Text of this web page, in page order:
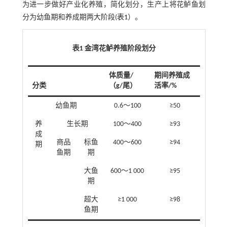
为进一步做好产业化养殖，简化划分，生产上将花鲈鱼划
分为幼鱼期和养成期两大阶段(表1）。
表1 金湾花鲈养殖阶段划分
分类
体质量/
（g/尾）
期间养殖成
活率/%
幼鱼期 0.6～100 ≥50
养
成
期
生长期 100～400 ≥93
商品
鱼期
标鱼
期
400～600 ≥94
大鱼
期
600～1 000 ≥95
超大
鱼期
≥1 000 ≥98